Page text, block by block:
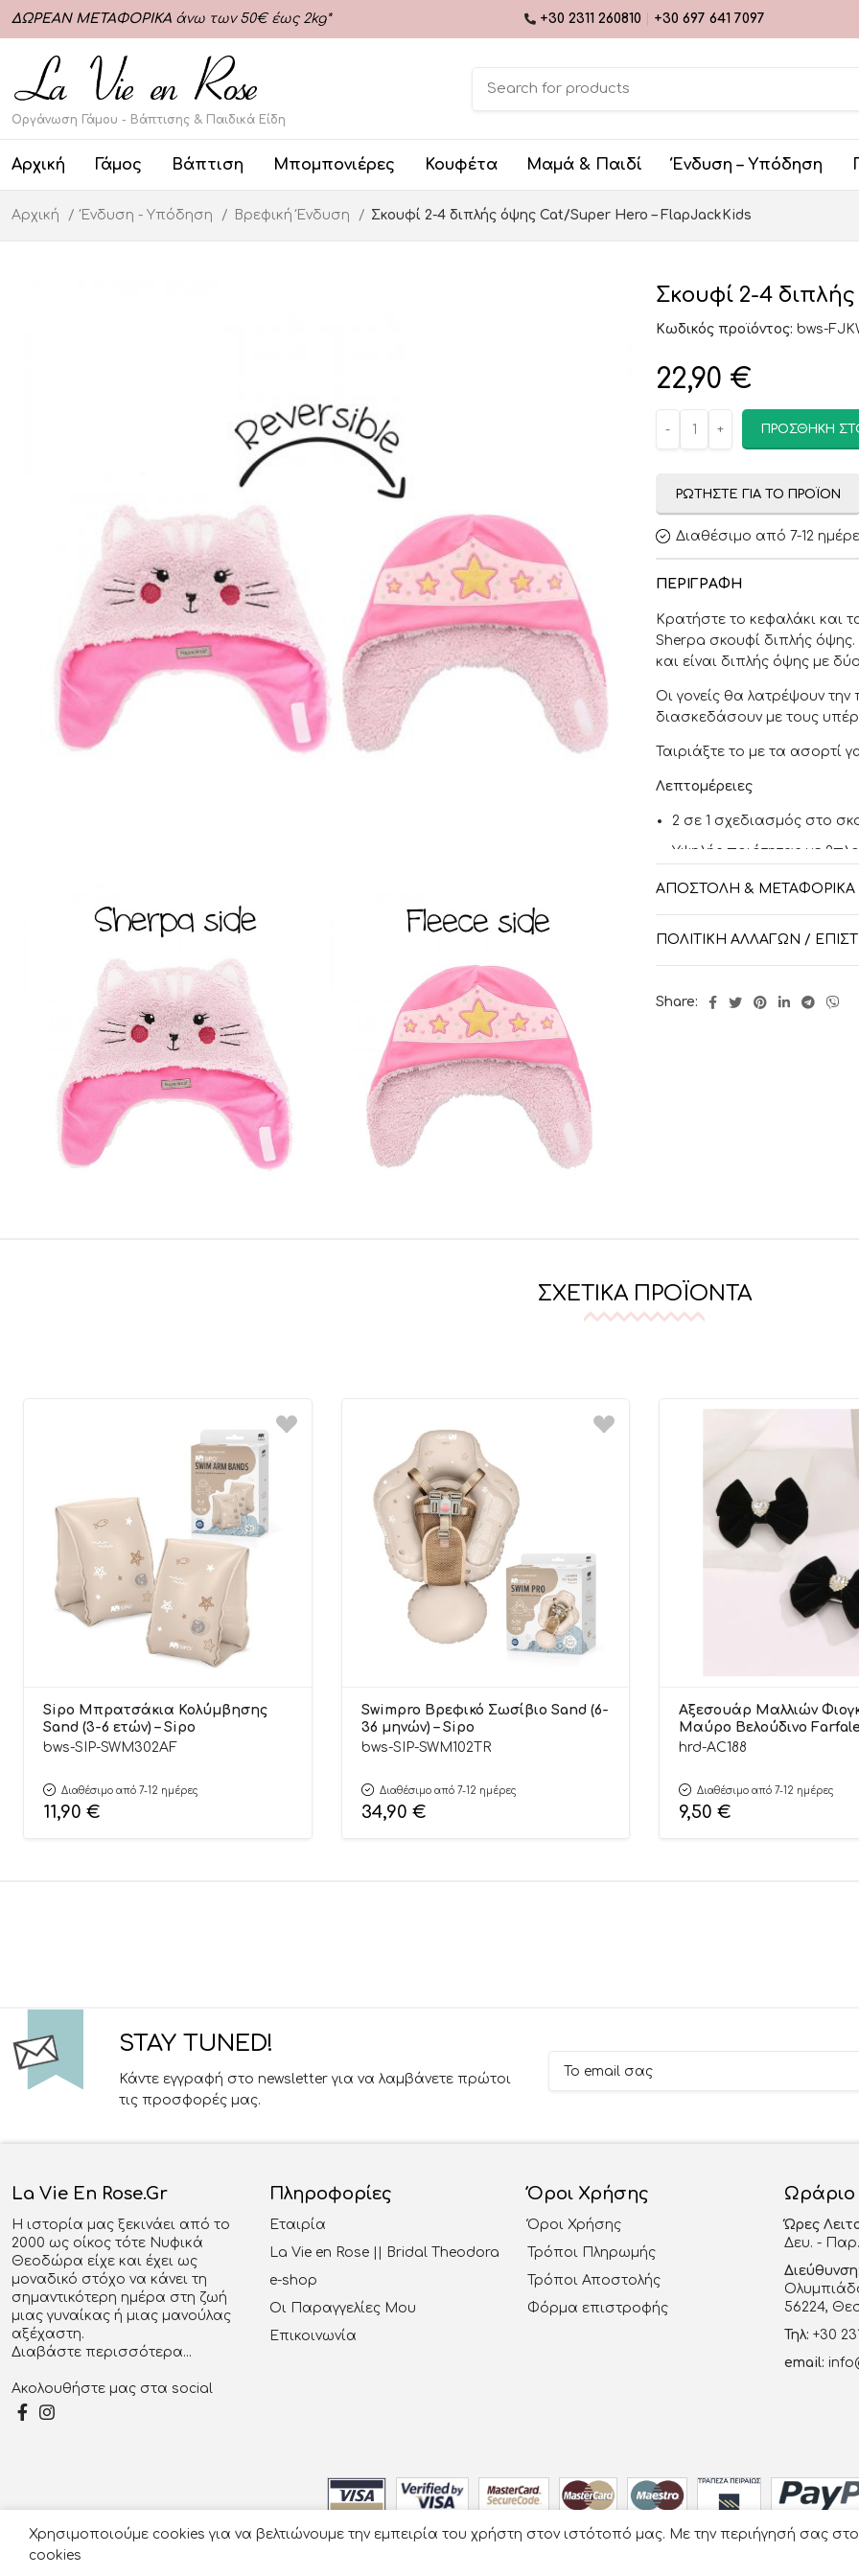
ΔΩΡΕΑΝ ΜΕΤΑΦΟΡΙΚΑ άνω των 50€ έως 2kg* +30 2311 260810 +30 697 641 7097
Οργάνωση Γάμου - Βάπτισης & Παιδικά Είδη
Αρχική Γάμος Βάπτιση Μπομπονιέρες Κουφέτα Μαμά & Παιδί Ένδυση – Υπόδηση
Αρχική Ένδυση - Υπόδηση Βρεφική Ένδυση Σκουφί 2-4 διπλής όψης Cat/Super Hero – FlapJackKids
Σκουφί 2-4
Κωδικός προϊόντος: bws-
22,90 €
ΠΡΟΣΘΉΚΗ
ΡΩΤΉΣΤΕ ΓΙΑ ΤΟ ΠΡΟΪΌΝ
Διαθέσιμο από 7-12
ΠΕΡΙΓΡΑΦΉ
Κρατήστε το κεφαλάκι και
Sherpa σκουφί διπλής
και είναι διπλής όψης με
Οι γονείς θα λατρέψουν
διασκεδάσουν με τους
Ταιριάξτε το με τα ασορτί
Λεπτομέρειες
2 σε 1 σχεδιασμός στο
Υψηλής ποιότητας με
Κλείνει με Velcro
Περίμετρος κεφαλιού έως
ΑΠΟΣΤΟΛΉ & ΜΕΤΑΦΟΡΙΚΆ
ΠΟΛΙΤΙΚΉ ΑΛΛΑΓΏΝ /
Share:
ΣΧΕΤΙΚΆ ΠΡΟΪΌΝΤΑ
Sipo Μπρατσάκια Κολύμβησης
Sand (3-6 ετών) – Sipo
bws-SIP-SWM302AF
Διαθέσιμο από 7-12 ημέρες
11,90 €
Swimpro Βρεφικό Σωσίβιο Sand (6-
36 μηνών) – Sipo
bws-SIP-SWM102TR
Διαθέσιμο από 7-12 ημέρες
34,90 €
Αξεσουάρ Μαλλιών
Μαύρο Βελούδινο
AC188
hrd-AC188
Διαθέσιμο από 7-12 ημέρες
9,50 €
STAY TUNED!
Κάντε εγγραφή στο newsletter για να λαμβάνετε πρώτοι
τις προσφορές μας.
La Vie En Rose.gr
Η ιστορία μας ξεκινάει από το
2000 ως οίκος τότε Νυφικά
Θεοδώρα είχε και έχει ως
μοναδικό στόχο να κάνει τη
σημαντικότερη ημέρα στη ζωή
μιας γυναίκας ή μιας μανούλας
αξέχαστη.
Διαβάστε περισσότερα...
Ακολουθήστε μας στα social
Πληροφορίες
Εταιρία
La Vie en Rose || Bridal Theodora
e-shop
Οι Παραγγελίες Μου
Επικοινωνία
Όροι Χρήσης
Όροι Χρήσης
Τρόποι Πληρωμής
Τρόποι Αποστολής
Φόρμα επιστροφής
Ωράριο
Ώρες
Δευ. - Παρ.
Διεύθυνση:
56224,
Τηλ: +30
email:
Χρησιμοποιούμε cookies για να βελτιώνουμε την εμπειρία του χρήστη στον ιστότοπό μας. Με την περιήγησή σας
cookies